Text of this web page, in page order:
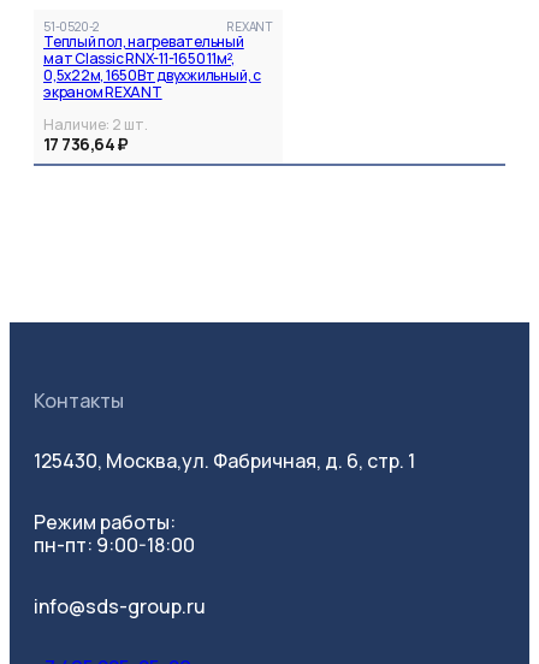
51-0520-2 REXANT
Теплый пол, нагревательный
мат Classic RNX-11-1650 11м²,
0,5х22м, 1650Вт двухжильный, с
экраном REXANT
Наличие: 2 шт.
17 736,64 ₽
Контакты
125430, Москва,ул. Фабричная, д. 6, стр. 1
Режим работы:
пн-пт: 9:00-18:00
info@sds-group.ru